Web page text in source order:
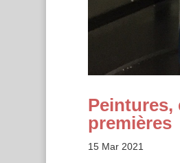
premières
15 Mar 2021